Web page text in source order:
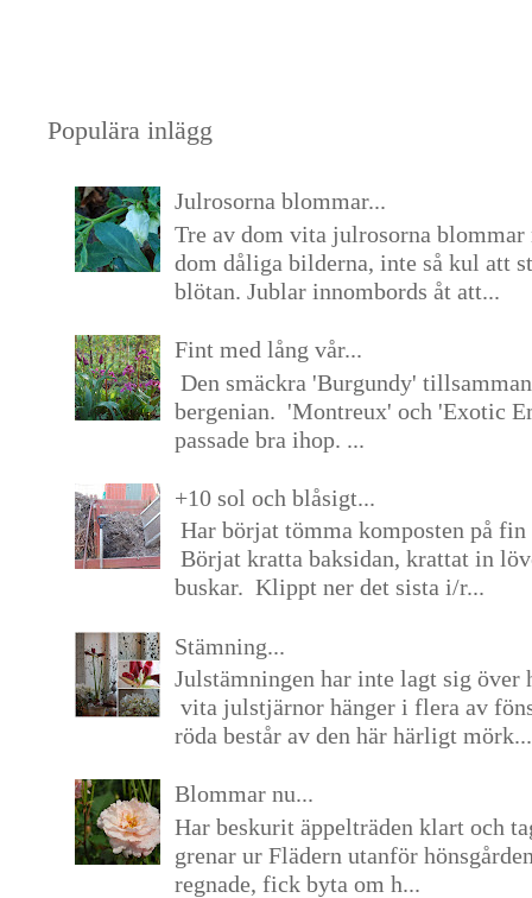
Populära inlägg
Julrosorna blommar...
Tre av dom vita julrosorna blommar
dom dåliga bilderna, inte så kul att
blötan. Jublar innombords åt att...
Fint med lång vår...
Den smäckra 'Burgundy'
bergenian. 'Montreux' och 'Exotic
passade bra ihop. ...
+10 sol och blåsigt...
Har börjat tömma komposten på
Börjat kratta baksidan, krattat in
buskar. Klippt ner det sista i/r...
Stämning...
Julstämningen har inte lagt sig över
vita julstjärnor hänger i flera av
röda består av den här härligt mörk...
Blommar nu...
Har beskurit äppelträden klart och
grenar ur Flädern utanför
regnade, fick byta om h...